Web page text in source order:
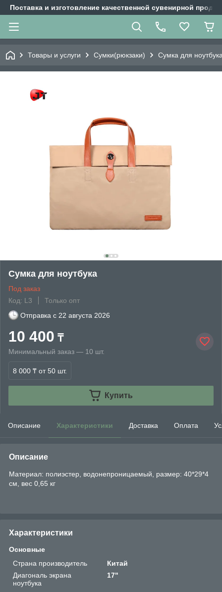
Поставка и изготовление качественной сувенирной
Товары и услуги Сумки(рюкзаки) Сумка для
Сумка для ноутбука
Под заказ
Код: L3
Только опт
Отправка с 22 августа 2026
10 400 ₸
Минимальный заказ — 10 шт.
8 000 ₸ от 50 шт.
Купить
Описание Характеристики Доставка Оплата
Описание
Материал: полиэстер, водонепроницаемый, размер: 40*29*4
см, вес 0,65 кг
Характеристики
Основные
Страна производитель
Китай
Диагональ экрана
ноутбука
17"